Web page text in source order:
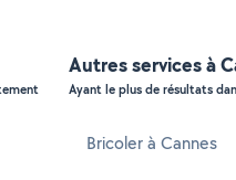
Autres services à
Ayant le plus de résultats
Bricoler à Cannes